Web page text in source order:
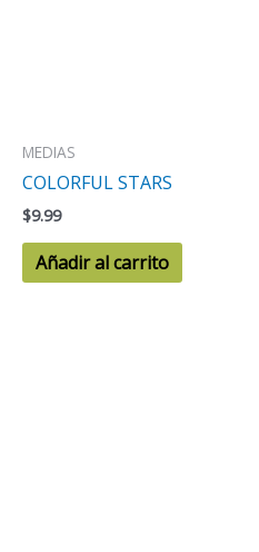
MEDIAS
COLORFUL STARS
$9.99
Añadir al carrito